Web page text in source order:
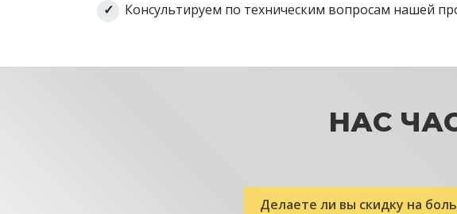
Консультируем по техническим вопросам нашей
НАС
Делаете ли вы скидку на